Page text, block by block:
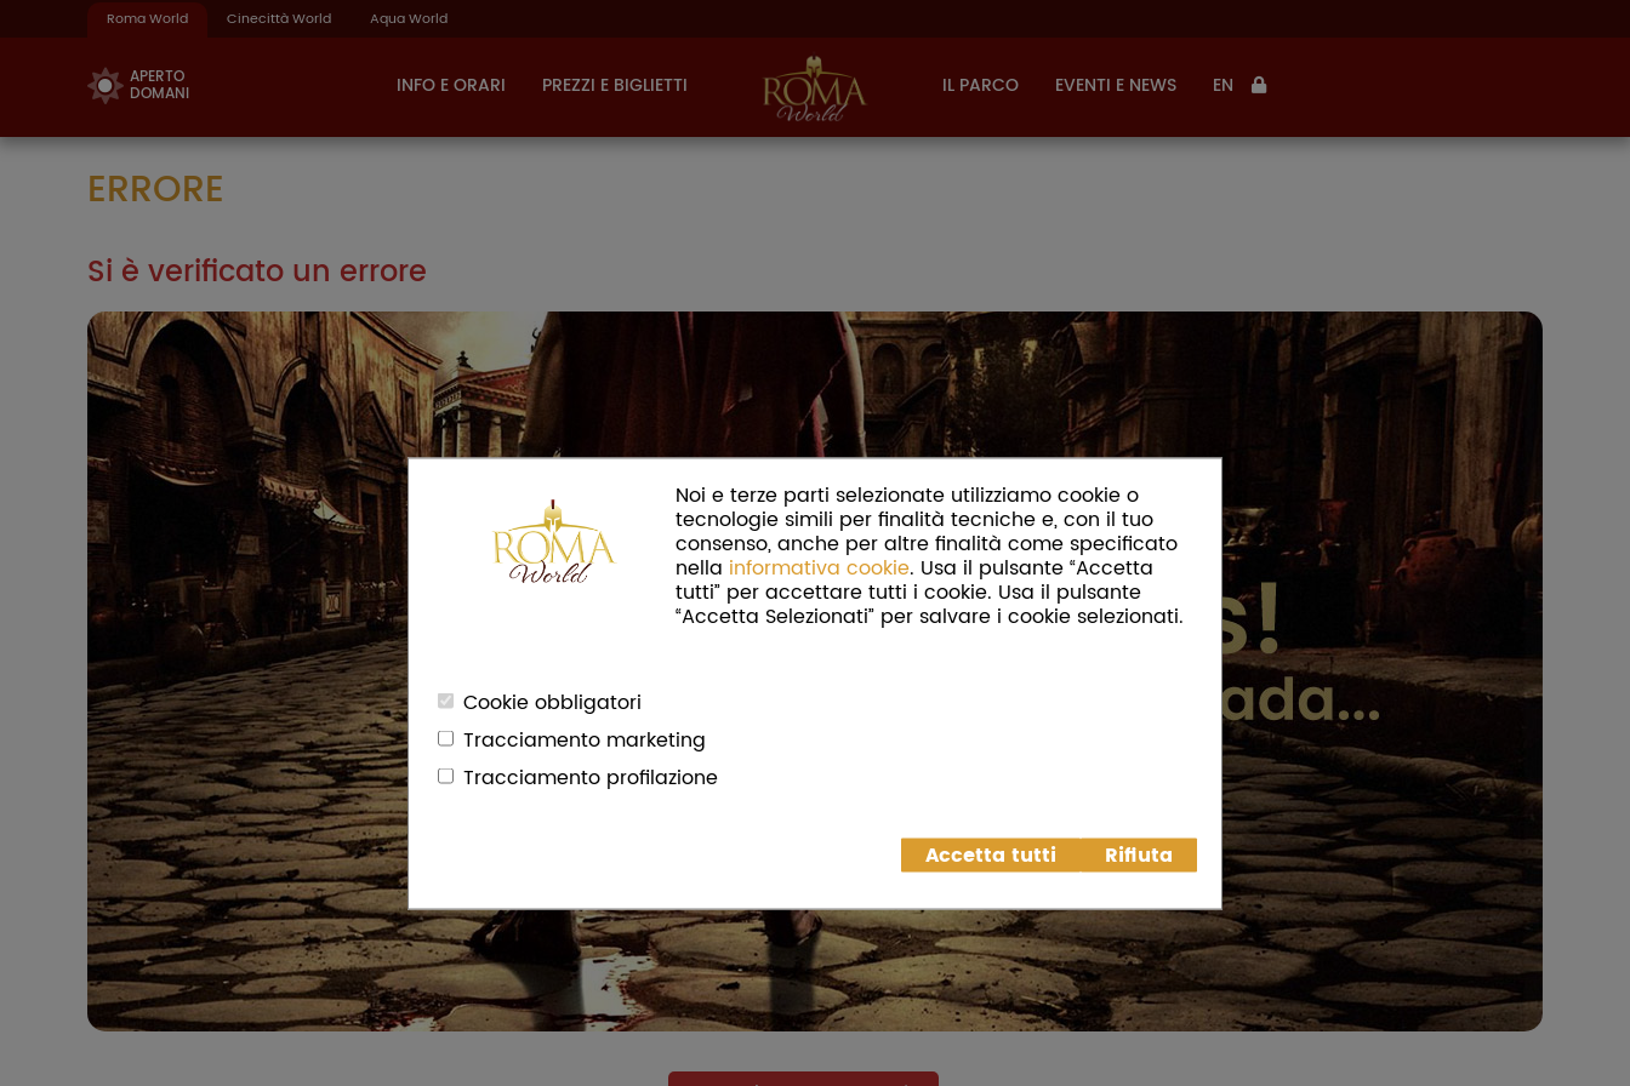
Noi e terze parti selezionate utilizziamo cookie o
tecnologie simili per finalità tecniche e, con il tuo
consenso, anche per altre finalità come specificato
nella informativa cookie. Usa il pulsante “Accetta
tutti” per accettare tutti i cookie. Usa il pulsante
“Accetta Selezionati” per salvare i cookie selezionati.
Cookie obbligatori
Tracciamento marketing
Tracciamento profilazione
Accetta tutti Rifiuta
Roma World Cinecittà World Aqua World
APERTO
DOMANI INFO E ORARI PREZZI E BIGLIETTI IL PARCO EVENTI E NEWS EN
ERRORE
Si è verificato un errore